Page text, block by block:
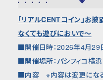
「リアルCENTコイン」お
なくても遊びにおいで～
■開催日時：2026年4月29
■開催場所：パシフィコ横
■内容 ※内容は変更になる